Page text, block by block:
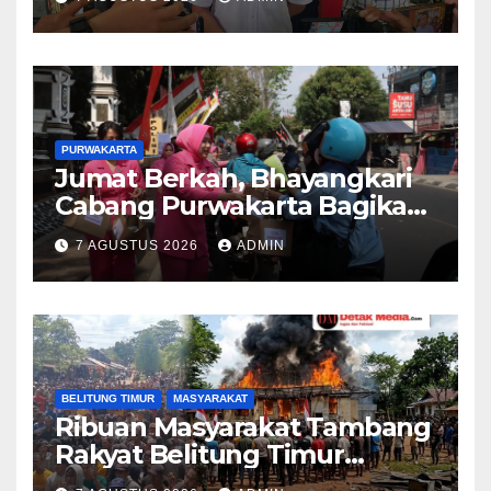
Cikopo, Terduga Pelaku
Diamankan Sesaat Setelah
Kejadian
PURWAKARTA
Jumat Berkah, Bhayangkari
Cabang Purwakarta Bagikan
Paket Makan Siang kepada
Masyarakat
7 AGUSTUS 2026 ADMIN
BELITUNG TIMUR MASYARAKAT
Ribuan Masyarakat Tambang
Rakyat Belitung Timur
Geruduk Kantor PT.Timah